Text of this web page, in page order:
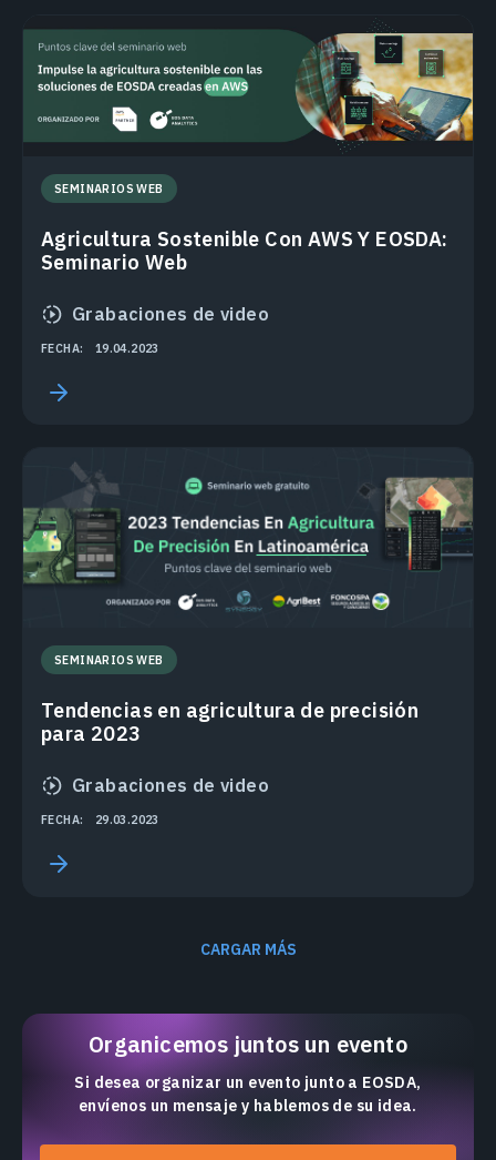
SEMINARIOS WEB
Agricultura Sostenible Con AWS Y EOSDA:
Seminario Web
Grabaciones de video
FECHA: 19.04.2023
SEMINARIOS WEB
Tendencias en agricultura de precisión
para 2023
Grabaciones de video
FECHA: 29.03.2023
CARGAR MÁS
Organicemos juntos un evento
Si desea organizar un evento junto a EOSDA,
envíenos un mensaje y hablemos de su idea.